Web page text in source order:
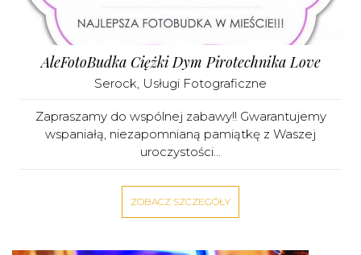
AleFotoBudka Ciężki Dym Pirotechnika Love
Serock, Usługi Fotograficzne
Zapraszamy do wspólnej zabawy!! Gwarantujemy
wspaniałą, niezapomnianą pamiątkę z Waszej
uroczystości...
ZOBACZ SZCZEGÓŁY